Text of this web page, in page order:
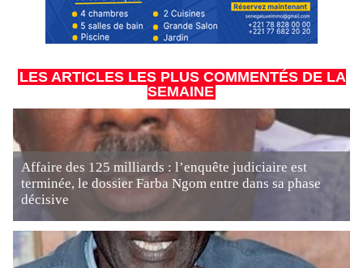
LES ARTICLES LES PLUS COMMENTÉS DE LA
SEMAINE
Affaire des 125 milliards : l’enquête judiciaire est
terminée, le dossier Farba Ngom entre dans sa phase
décisive